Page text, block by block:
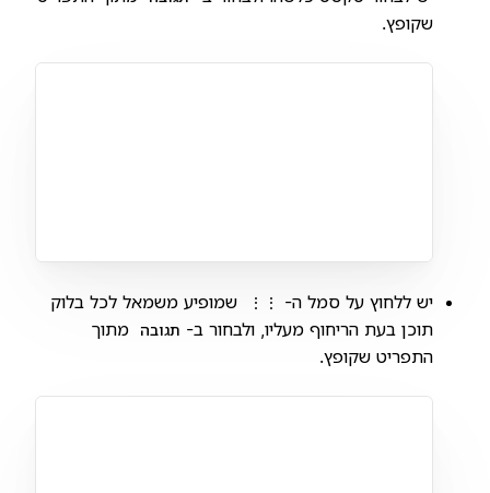
שקופץ.
יש ללחוץ על סמל ה- ⋮⋮
שמופיע משמאל לכל בלוק
תוכן בעת הריחוף מעליו, ולבחור ב- תגובה מתוך
התפריט שקופץ.